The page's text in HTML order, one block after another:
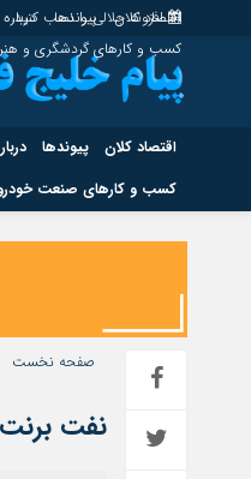
افزونه جلالی را نصب کنید.
اقتصاد کلان پیوندها
کسب و کارهای گردشگری و هنر
اقتصاد کلان پیوندها
کسب و کارهای صنعت
اقتصاد کلان
هوش مصنوعی
صفحه نخست
نفت برنت به